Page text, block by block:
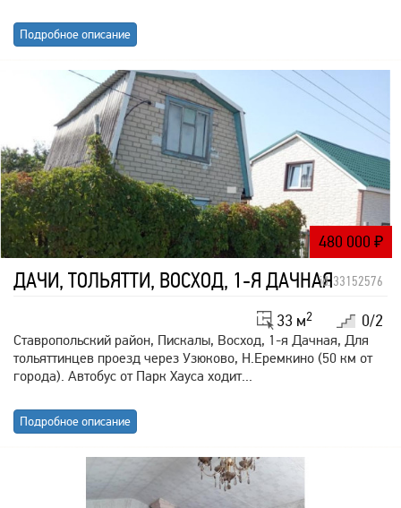
Подробное описание
480 000 ₽
ДАЧИ, ТОЛЬЯТТИ, ВОСХОД, 1-Я ДАЧНАЯid: 33152576
0/2
33 м2
Ставропольский район, Пискалы, Восход, 1-я Дачная, Для
тольяттинцев проезд через Узюково, Н.Еремкино (50 км от
города). Автобус от Парк Хауса ходит...
Подробное описание